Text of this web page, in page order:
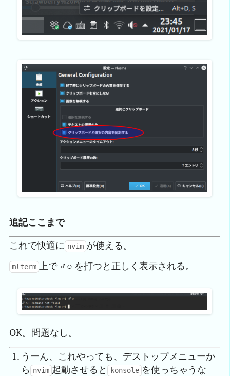
追記ここまで
これで快適に nvim が使える。
mlterm 上で ♂○ を打つと正しく表示される。
OK。問題なし。
うーん、これやっても、デストップメニューか
ら nvim 起動させると konsole を使っちゃうな